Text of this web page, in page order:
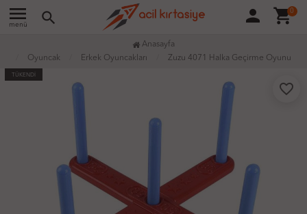
menu
menü search person shopping_cart
0
Anasayfa
Oyuncak
Erkek Oyuncakları Zuzu 4071 Halka Geçirme Oyunu
TÜKENDİ
favorite_border